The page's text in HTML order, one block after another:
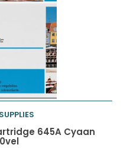
aan 645A Cyaan